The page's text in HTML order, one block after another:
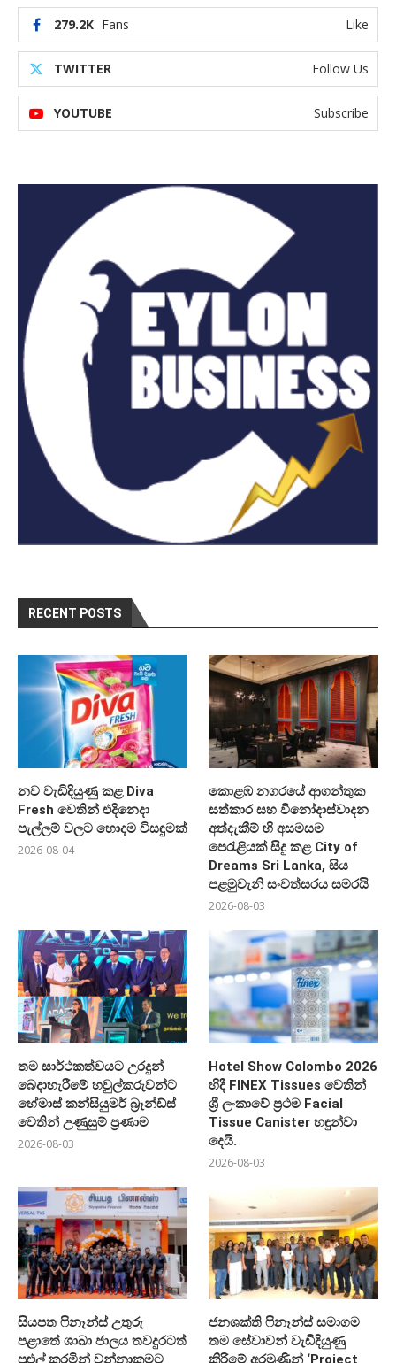
279.2K Fans Like
TWITTER Follow Us
YOUTUBE Subscribe
RECENT POSTS
නව වැඩිදියුණු කළ Diva
Fresh වෙතින් එදිනෙදා
පැල්ලම් වලට හොදම විසඳුමක්
2026-08-04
කොළඹ නගරයේ ආගන්තුක
සත්කාර සහ විනෝදාස්වාදන
අත්දැකීම් හි අසමසම
පෙරැළියක් සිදු කළ City of
Dreams Sri Lanka, සිය
පළමුවැනි සංවත්සරය සමරයි
2026-08-03
තම සාර්ථකත්වයට උරදුන්
බෙදාහැරීමේ හවුල්කරුවන්ට
හේමාස් කන්සියුමර් බ්‍රෑන්ඩ්ස්
වෙතින් උණුසුම් ප්‍රණාම
2026-08-03
Hotel Show Colombo 2026
හිදී FINEX Tissues වෙතින්
ශ්‍රී ලංකාවේ ප්‍රථම Facial
Tissue Canister හඳුන්වා
දෙයි.
2026-08-03
සියපත ෆිනෑන්ස් උතුරු
පළාතේ ශාඛා ජාලය තවදුරටත්
ජනශක්ති ෆිනෑන්ස් සමාගම
තම සේවාවන් වැඩිදියුණු